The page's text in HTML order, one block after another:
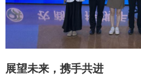
展望未来，携手共进